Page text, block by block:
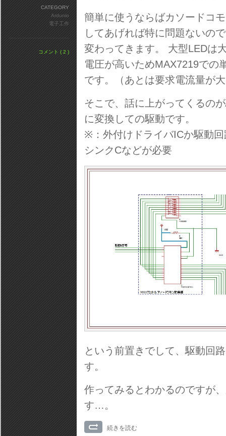
簡単に使うならばカソードコ
してあげれば特に問題ないの
変わってきます。 大型LEDは
電圧が高いためMAX7219での
です。（あとは要求電流量が
そこで、話に上がってくるの
に変換しての駆動です。
※：外付けドライバICか駆動
シンクCなどが必要
という前置きでして、駆動回
す。
作ってみるとわかるのですが
す…。
続きを読む
CATEGORY
Ardunio
電子工作
コメント ( 2 )